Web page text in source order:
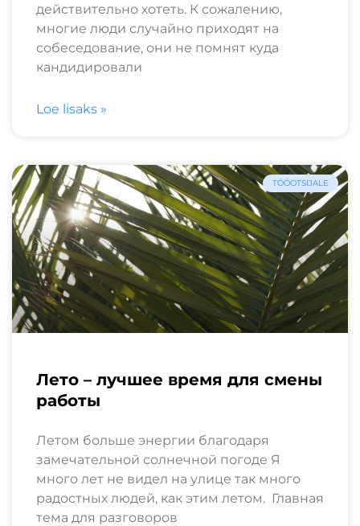
действительно хотеть. К сожалению,
многие люди случайно приходят на
собеседование, они не помнят куда
кандидировали
Loe lisaks »
TÖÖOTSIJALE
Лето – лучшее время для смены
работы
Летом больше энергии благодаря
замечательной солнечной погоде Я
много лет не видел на улице так много
радостных людей, как этим летом. Главная
тема для разговоров